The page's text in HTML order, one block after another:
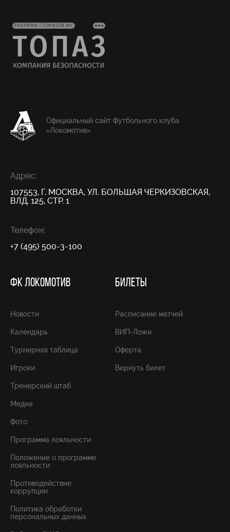
РЕКЛАМА • TOPAZ24.RU
Официальный сайт Футбольного клуба
«Локомотив»
Адрес:
107553, Г. МОСКВА, УЛ. БОЛЬШАЯ ЧЕРКИЗОВСКАЯ,
ВЛД. 125, СТР. 1
Телефон:
+7 (495) 500-3-100
ФК ЛОКОМОТИВ
Новости
Календарь
Турнирная таблица
Игроки
Тренерский штаб
Медиа
Фото
Программа лояльности
Положение о программе
лояльности
Противодействие
коррупции
Политика обработки
персональных данных
БИЛЕТЫ
Расписание матчей
ВИП-Ложи
Оферта
Вернуть билет